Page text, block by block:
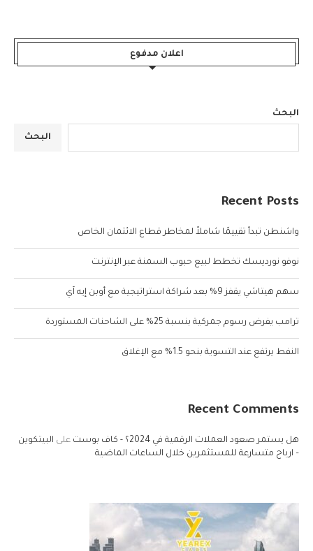
اعلان مدفوع
البحث
البحث
Recent Posts
واشنطن تبدأ تقييمًا شاملاً لمخاطر قطاع الائتمان الخاص
نوفو نورديسك تخطط لبيع حبوب السمنة عبر الإنترنت
سهم هيتاشي يقفز 9% بعد شراكة استراتيجية مع أوبن إيه آي
ترامب يفرض رسوم جمركية بنسبة 25% على الشاحنات المستوردة
النفط يرتفع عند التسوية بنحو 1.5% مع الإغلاق
Recent Comments
هل يستمر صعود العملات الرقمية في 2024؟ - كاف بوست على البيتكوين
– ارباح متسارعة للمستثمرين خلال الساعات الماضية